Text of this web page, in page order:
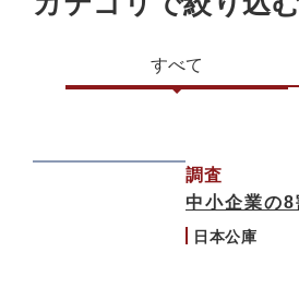
すべて
調査
中小企業の
日本公庫